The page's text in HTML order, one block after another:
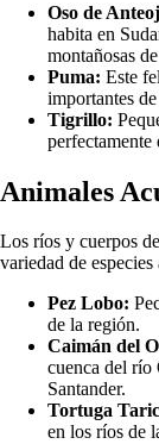
Oso de
habita en
montañosas
Puma: Este
importantes
Tigrillo:
perfectamente
Animales
Los ríos y cuerpos
variedad de especies
Pez Lobo:
de la región.
Caimán del
cuenca del río
Santander.
Tortuga
en los ríos de